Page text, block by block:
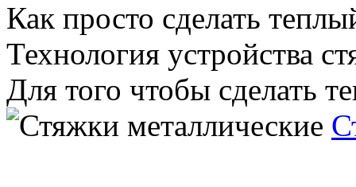
Как просто сделать
Технология устройства
Для того чтобы сделать